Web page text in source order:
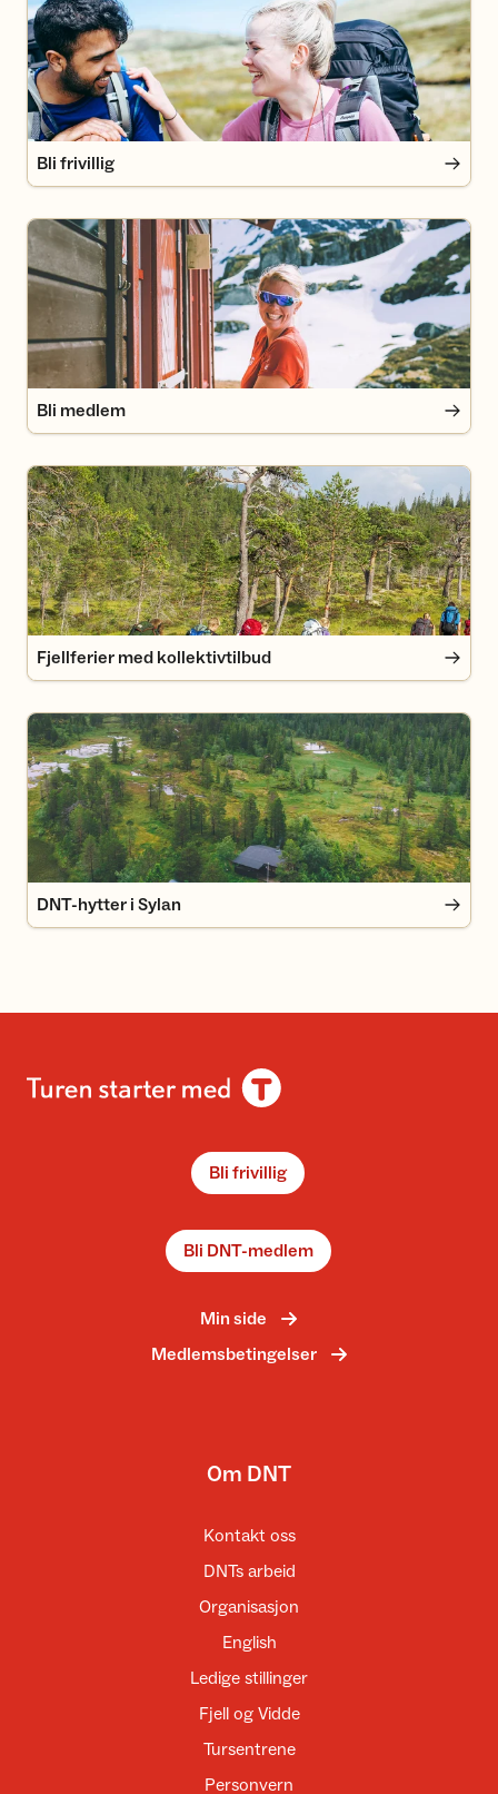
Bli frivillig
Bli medlem
Bli medlem
Fjellferier med kollektivtilbud
Fjellferier med kollektivtilbud
DNT-hytter i Sylan
DNT-hytter i Sylan
Bli frivillig
Bli DNT-medlem
Min side
Medlemsbetingelser
Om DNT
Kontakt oss
DNTs arbeid
Organisasjon
English
Ledige stillinger
Fjell og Vidde
Tursentrene
Personvern